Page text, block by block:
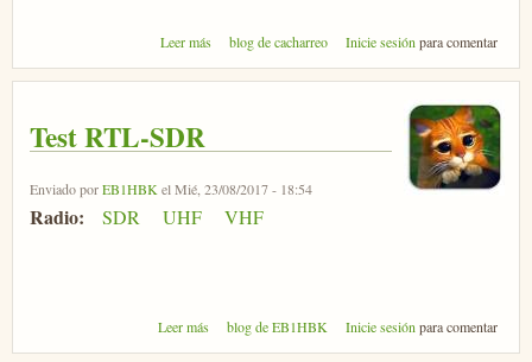
Leer más sobre Micromet 2017
blog de cacharreo Inicie sesión para comentar
Test RTL-SDR
Enviado porEB1HBKel Mié, 23/08/2017 - 18:54
Radio: SDR UHF VHF
Leer más sobre Test RTL-SDR
blog de EB1HBK Inicie sesiónpara comentar